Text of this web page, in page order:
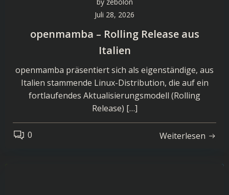
Juli 28, 2026
openmamba – Rolling Release aus
Italien
openmamba präsentiert sich als eigenständige, aus
Italien stammende Linux-Distribution, die auf ein
fortlaufendes Aktualisierungsmodell (Rolling
Release) […]
0 Weiterlesen